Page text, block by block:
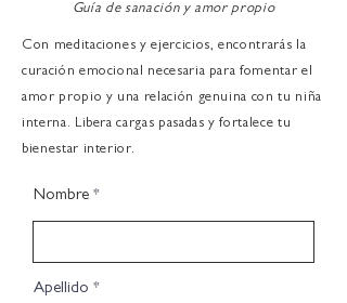
Guía de sanación y amor propio
Con meditaciones y ejercicios, encontrarás la
curación emocional necesaria para fomentar el
amor propio y una relación genuina con tu niña
interna. Libera cargas pasadas y fortalece tu
bienestar interior.
Nombre
Apellido